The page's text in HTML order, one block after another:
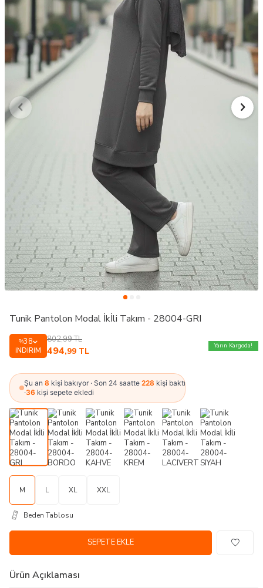
Tunik Pantolon Modal İkİli Takım - 28004-GRI
%38
İNDIRIM
802,99TL
494,99 TL
Yarın Kargoda!
Şu an 8 kişi bakıyor · Son 24 saatte 228 kişi baktı
·36 kişi sepete ekledi
M L XL XXL
Beden Tablosu
SEPETE EKLE
Ürün Açıklaması